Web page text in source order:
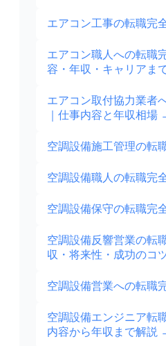
エアコン工事の転職完
エアコン職人への転職
容・年収・キャリアま
エアコン取付協力業者
｜仕事内容と年収相場
空調設備施工管理の転
空調設備職人の転職完
空調設備保守の転職完
空調設備反響営業の転
収・将来性・成功のコ
空調設備営業への転職
空調設備エンジニア転
内容から年収まで解説